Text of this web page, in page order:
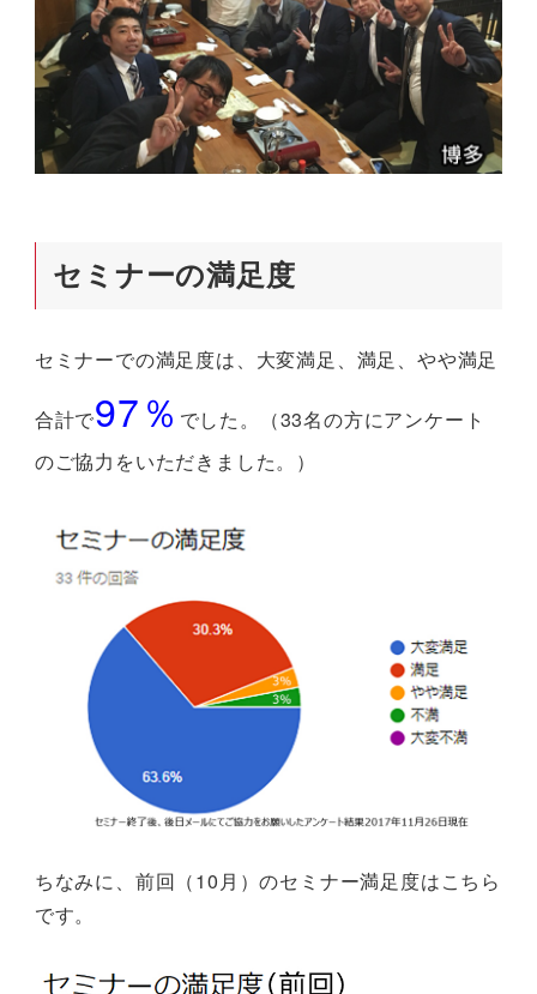
セミナーの満足度
セミナーでの満足度は、大変満足、満足、やや満足
合計で97％ でした。（33名の方にアンケート
のご協力をいただきました。）
ちなみに、前回（10月）のセミナー満足度はこちら
です。